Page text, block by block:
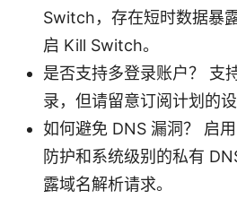
Switch，存在短时数据暴
启 Kill Switch。
是否支持多登录账户？ 支
录，但请留意订阅计划的设
如何避免 DNS 漏洞？ 启
防护和系统级别的私有
露域名解析请求。